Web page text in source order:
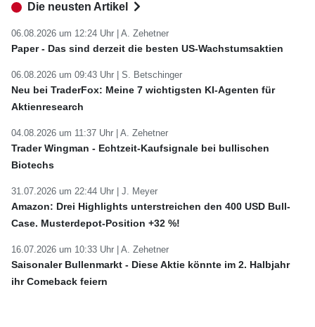
Die neusten Artikel
06.08.2026 um 12:24 Uhr | A. Zehetner
Paper - Das sind derzeit die besten US-Wachstumsaktien
06.08.2026 um 09:43 Uhr | S. Betschinger
Neu bei TraderFox: Meine 7 wichtigsten KI-Agenten für
Aktienresearch
04.08.2026 um 11:37 Uhr | A. Zehetner
Trader Wingman - Echtzeit-Kaufsignale bei bullischen
Biotechs
31.07.2026 um 22:44 Uhr | J. Meyer
Amazon: Drei Highlights unterstreichen den 400 USD Bull-
Case. Musterdepot-Position +32 %!
16.07.2026 um 10:33 Uhr | A. Zehetner
Saisonaler Bullenmarkt - Diese Aktie könnte im 2. Halbjahr
ihr Comeback feiern